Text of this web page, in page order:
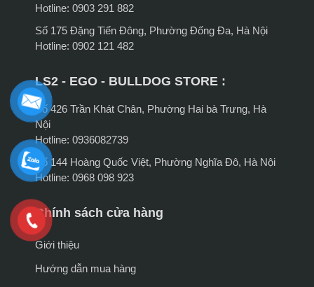
Hotline: 0903 291 882
Số 175 Đặng Tiến Đông, Phường Đống Đa, Hà Nội
Hotline: 0902 121 482
LS2 - EGO - BULLDOG STORE :
Số 426 Trần Khát Chân, Phường Hai bà Trưng, Hà
Nội
Hotline: 0936082739
Số 144 Hoàng Quốc Việt, Phường Nghĩa Đô, Hà Nội
Hotline: 0968 098 923
Chính sách cửa hàng
Giới thiệu
Hướng dẫn mua hàng